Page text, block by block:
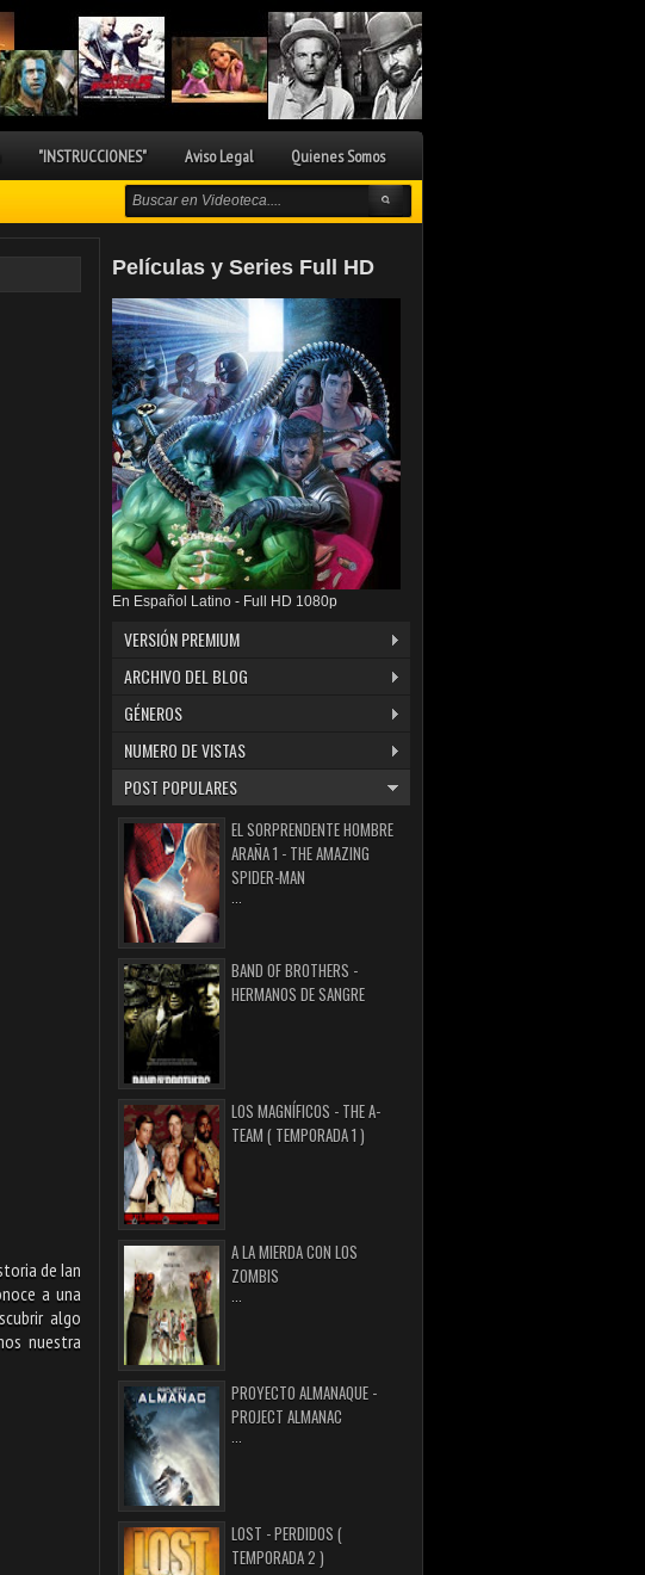
"INSTRUCCIONES" Aviso Legal Quienes Somos
de Ian
a una
algo
nuestra
Películas y Series Full HD
En Español Latino - Full HD 1080p
VERSIÓN PREMIUM
ARCHIVO DEL BLOG
GÉNEROS
NUMERO DE VISTAS
POST POPULARES
EL SORPRENDENTE HOMBRE
ARAÑA 1 - THE AMAZING
SPIDER-MAN
BAND OF BROTHERS -
HERMANOS DE SANGRE
LOS MAGNÍFICOS - THE A-
TEAM ( TEMPORADA 1 )
A LA MIERDA CON LOS
ZOMBIS
PROYECTO ALMANAQUE -
PROJECT ALMANAC
LOST - PERDIDOS (
TEMPORADA 2 )